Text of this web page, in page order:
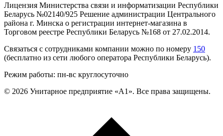
Лицензия Министерства связи и информатизации Республики
Беларусь №02140/925 Решение администрации Центрального
района г. Минска о регистрации интернет-магазина в
Торговом реестре Республики Беларусь №168 от 27.02.2014.
Связаться с сотрудниками компании можно по номеру 150
(бесплатно из сети любого оператора Республики Беларусь).
Режим работы: пн-вс круглосуточно
© 2026 Унитарное предприятие «А1». Все права защищены.